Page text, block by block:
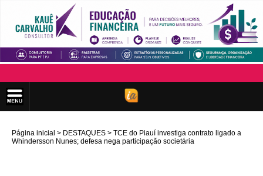
Página inicial DESTAQUES
TCE do Piauí investiga contrato ligado a
Whindersson Nunes; defesa nega participação societária